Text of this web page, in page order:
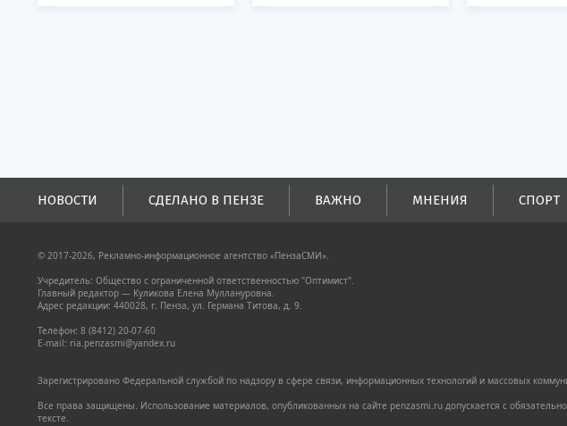
продукта и
НОВОСТИ СДЕЛАНО В ПЕНЗЕ ВАЖНО МНЕНИЯ СПОРТ
© 2017-2026, Рекламно-информационное агентство «ПензаСМИ».
Учредитель: Общество с ограниченной ответственностью "Оптимист".
Главный редактор — Куликова Елена Муллануровна.
Адрес редакции: 440028, г. Пенза, ул. Германа Титова, д. 9.
Телефон: 8 (8412) 20-07-60
E-mail: ria.penzasmi@yandex.ru
Зарегистрировано Федеральной службой по надзору в сфере связи, информационных технологий и массовых
Все права защищены. Использование материалов, опубликованных на сайте penzasmi.ru допускается с
тексте.